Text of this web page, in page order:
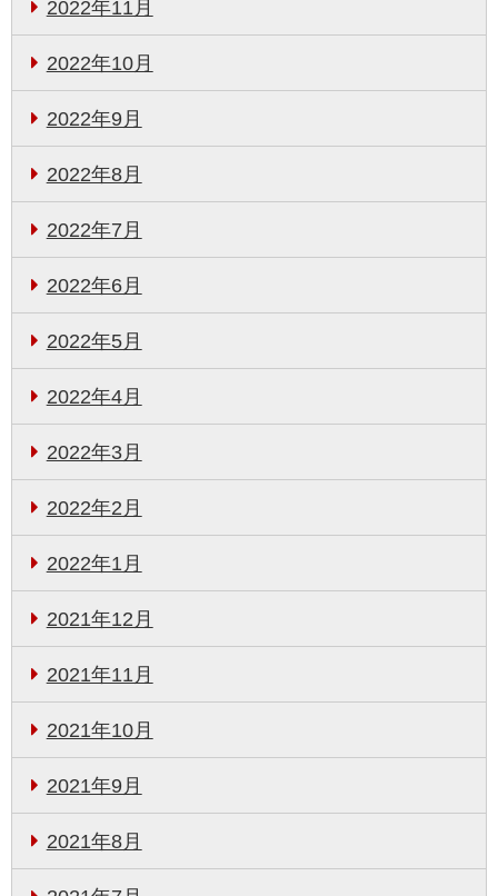
2022年11月
2022年10月
2022年9月
2022年8月
2022年7月
2022年6月
2022年5月
2022年4月
2022年3月
2022年2月
2022年1月
2021年12月
2021年11月
2021年10月
2021年9月
2021年8月